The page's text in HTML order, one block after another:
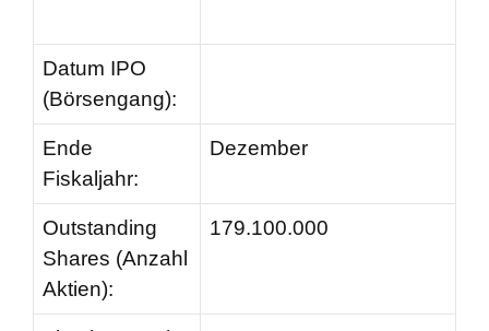
Datum IPO
(Börsengang):
Ende
Fiskaljahr:
Dezember
Outstanding
Shares (Anzahl
Aktien):
179.100.000